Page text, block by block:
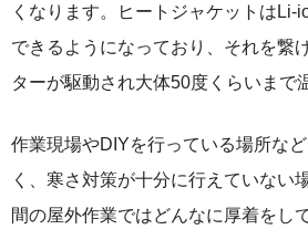
くなります。ヒートジャケットはLi-
できるようになっており、それを繋
ターが駆動され大体50度くらいまで
作業現場やDIYを行っている場所な
く、寒さ対策が十分に行えていない
間の屋外作業ではどんなに厚着をし